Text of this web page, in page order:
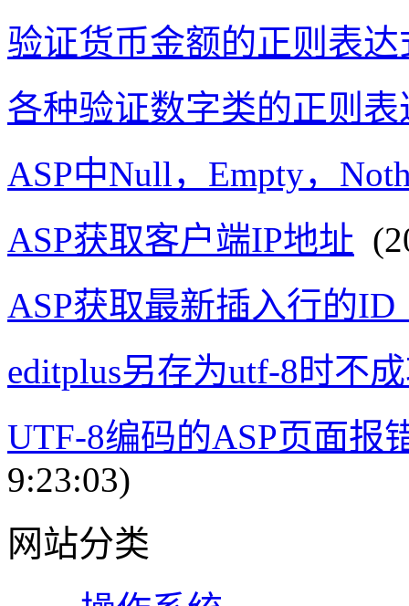
验证货币金额的正则表达
各种验证数字类的正则表
ASP中Null，Empty，
ASP获取客户端IP地址
ASP获取最新插入行的ID
editplus另存为utf-8时不
UTF-8编码的ASP页面报
9:23:03)
网站分类